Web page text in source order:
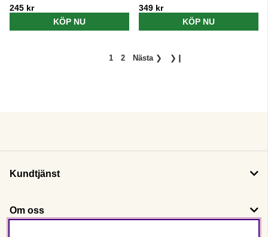
245 kr
KÖP NU
349 kr
KÖP NU
1 2 Nästa ❯ ❯❙
Kundtjänst
Om oss